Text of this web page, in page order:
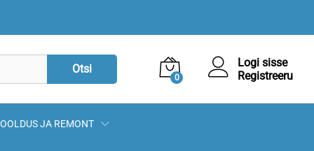
Otsi
0
Logi sisse
Registreeru
JA REMONT